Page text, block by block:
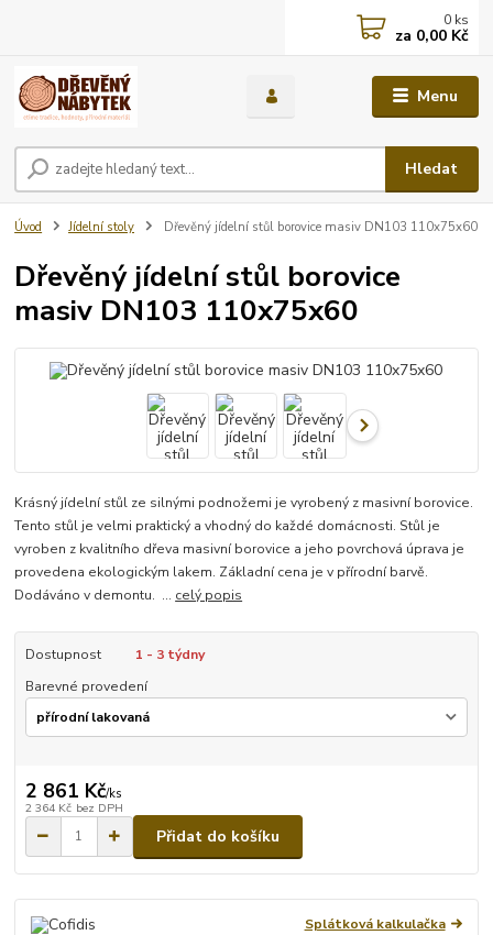
Menu
Hledat
0 ks
za 0,00 Kč
Úvod Jídelní stoly Dřevěný jídelní stůl borovice masiv DN103 110x75x60
Dřevěný jídelní stůl borovice
masiv DN103 110x75x60
Krásný jídelní stůl ze silnými podnožemi je vyrobený z masivní borovice.
Tento stůl je velmi praktický a vhodný do každé domácnosti. Stůl je
vyroben z kvalitního dřeva masivní borovice a jeho povrchová úprava je
provedena ekologickým lakem. Základní cena je v přírodní barvě.
Dodáváno v demontu. ... celý popis
Dostupnost
1 - 3 týdny
Barevné provedení
2 861 Kč/ks
2 364 Kč bez DPH
Přidat do košíku
Splátková kalkulačka